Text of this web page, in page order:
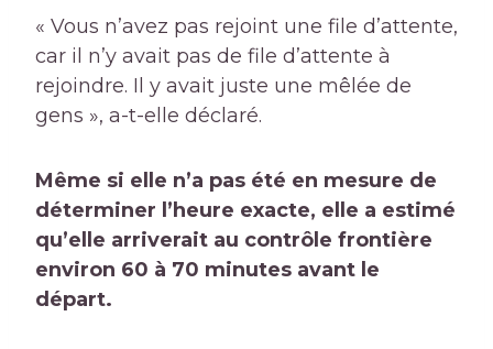
« Vous n’avez pas rejoint une file d’attente,
car il n’y avait pas de file d’attente à
rejoindre. Il y avait juste une mêlée de
gens », a-t-elle déclaré.
Même si elle n’a pas été en mesure de
déterminer l’heure exacte, elle a estimé
qu’elle arriverait au contrôle frontière
environ 60 à 70 minutes avant le
départ.